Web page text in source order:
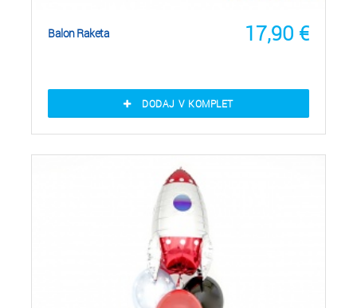
17,90 €
Balon Raketa
DODAJ V KOMPLET